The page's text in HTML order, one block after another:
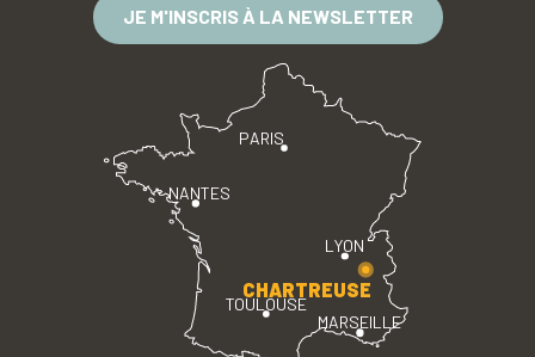
JE M'INSCRIS À LA NEWSLETTER
PARIS
LYON
TOULOUSE
MARSEILLE
NANTES
CHARTREUSE